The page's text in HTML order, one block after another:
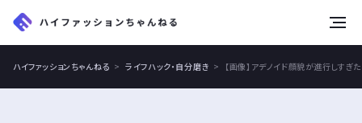
ハイファッションちゃんねる ライフハック・自分磨き 【画像】アデノイド顔貌が進行しすぎ